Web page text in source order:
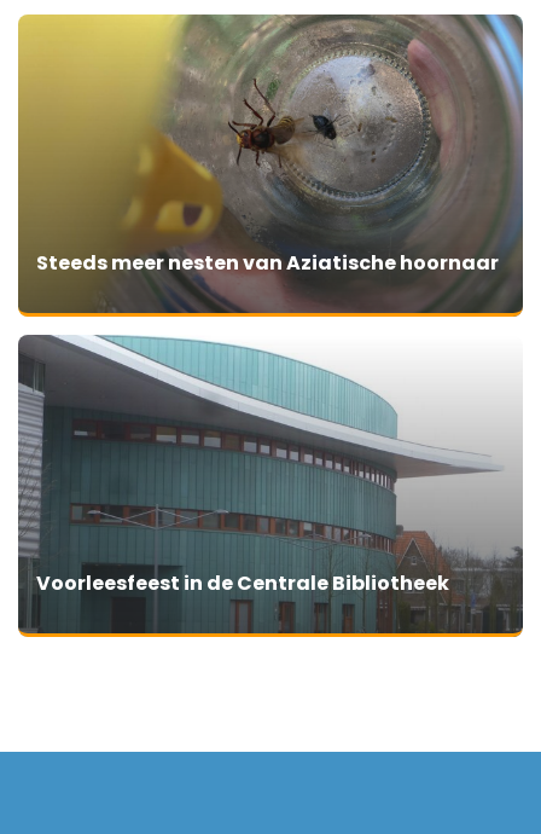
Steeds meer nesten van Aziatische hoornaar
Voorleesfeest in de Centrale Bibliotheek